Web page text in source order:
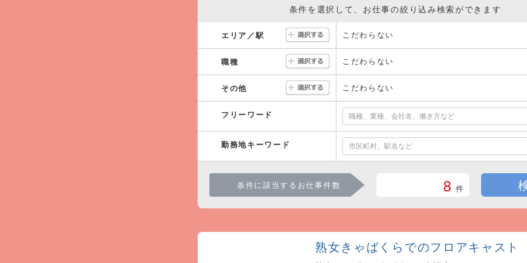
条件を選択して、お仕事の絞り込み検索ができます
エリア／駅 こだわらない
職種 こだわらない
その他 こだわらない
フリーワード
勤務地キーワード
条件に該当するお仕事件数 8 件
熟女きゃばくらでのフロアキャスト